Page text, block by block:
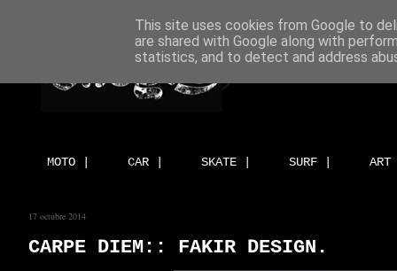
MOTO | CAR | SKATE | SURF |
17 octubre 2014
CARPE DIEM:: FAKIR DESIGN.
This site uses cookies from Google to
are shared with Google along with
statistics, and to detect and address